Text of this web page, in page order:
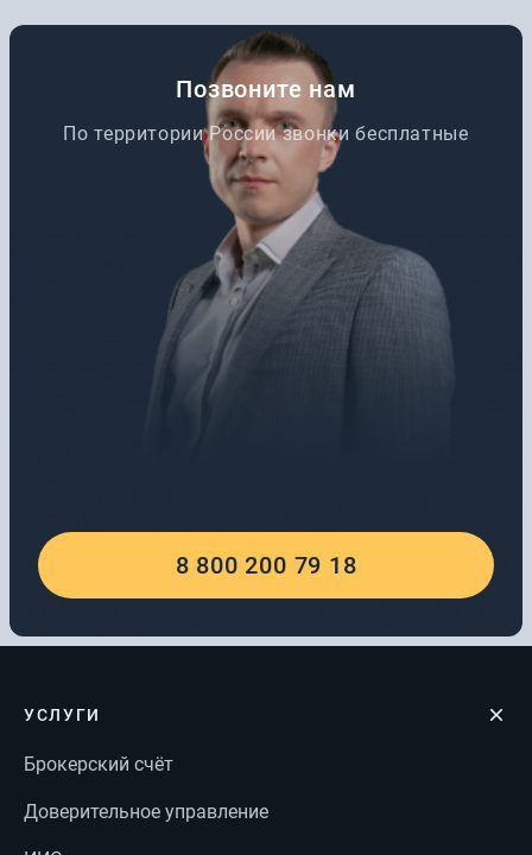
Позвоните нам
По территории России звонки бесплатные
8 800 200 79 18
УСЛУГИ
Брокерский счёт
Доверительное управление